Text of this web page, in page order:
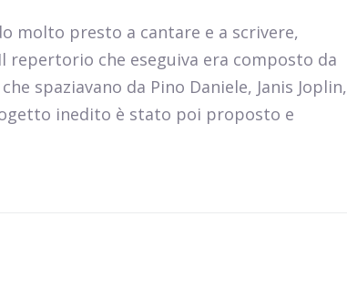
molto presto a cantare e a scrivere,
repertorio che eseguiva era composto da
spaziavano da Pino Daniele, Janis Joplin,
inedito è stato poi proposto e